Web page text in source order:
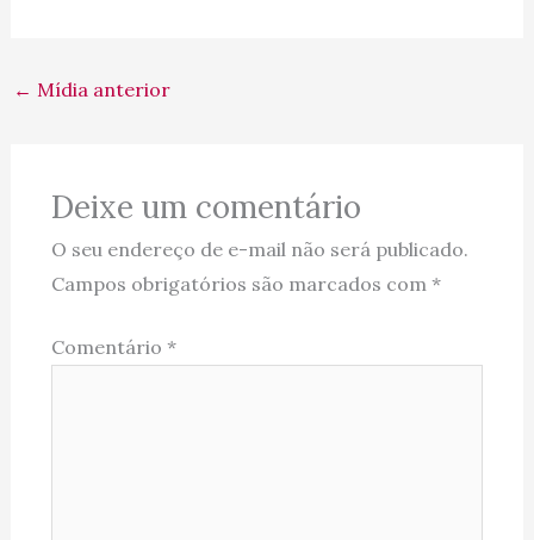
← Mídia anterior
Deixe um comentário
O seu endereço de e-mail não será publicado.
Campos obrigatórios são marcados com *
Comentário *